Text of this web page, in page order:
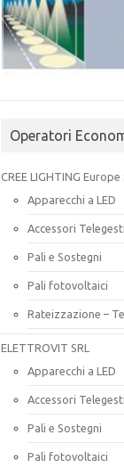
Operatori
CREE LIGHTING Europe
Apparecchi a LED
Accessori
Pali e Sostegni
Pali fotovoltaici
Rateizzazione –
ELETTROVIT SRL
Apparecchi a LED
Accessori
Pali e Sostegni
Pali fotovoltaici